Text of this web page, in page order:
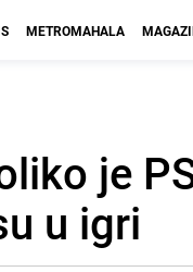
METROMAHALA
je
u igri